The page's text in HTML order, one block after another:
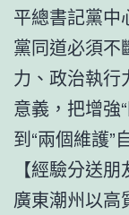
平總書記黨中
黨同道必須不
力、政治執行
意義，把增強
到“兩個維護”
【經驗分送朋
廣東潮州以高